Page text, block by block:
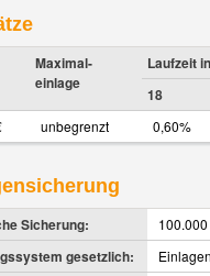
Maximal-
einlage
Laufzeit
18
unbegrenzt 0,60%
Sicherung:
gesetzlich: